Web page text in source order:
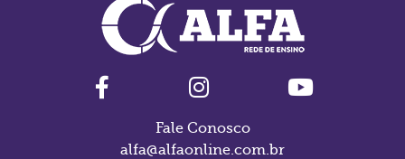
Fale Conosco
alfa@alfaonline.com.br